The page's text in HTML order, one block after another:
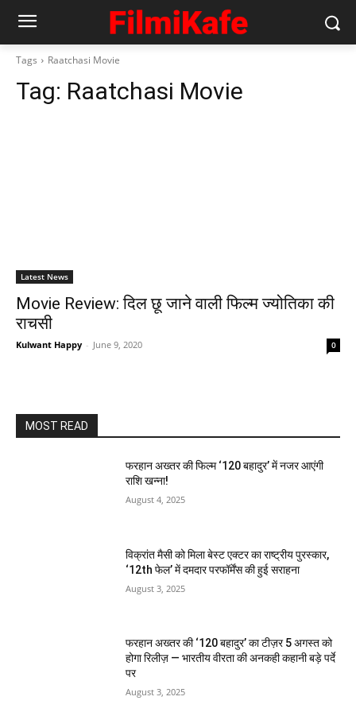
Tags Raatchasi Movie
Tag: Raatchasi Movie
Latest News
Movie Review: दिल छू जाने वाली फिल्‍म ज्‍योतिका की
राचसी
Kulwant Happy - June 9, 2020 0
MOST READ
फरहान अख्तर की फिल्म ‘120 बहादुर’ में नजर आएंगी
राशि खन्ना!
August 4, 2025
विक्रांत मैसी को मिला बेस्ट एक्टर का राष्ट्रीय पुरस्कार,
‘12th फेल’ में दमदार परफॉर्मेंस की हुई सराहना
August 3, 2025
फरहान अख्तर की ‘120 बहादुर’ का टीज़र 5 अगस्त को
होगा रिलीज़ — भारतीय वीरता की अनकही कहानी बड़े पर्दे
पर
August 3, 2025